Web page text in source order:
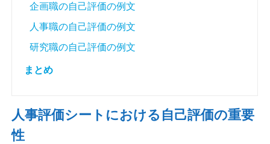
企画職の自己評価の例文
人事職の自己評価の例文
研究職の自己評価の例文
まとめ
人事評価シートにおける自己評価の重要
性